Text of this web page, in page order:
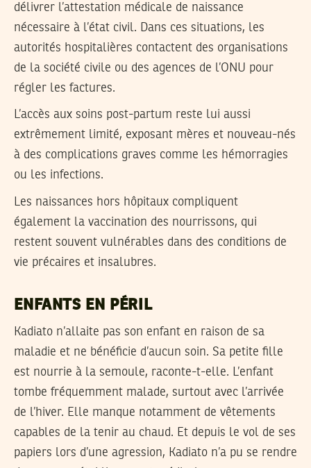
délivrer l’attestation médicale de naissance
nécessaire à l’état civil. Dans ces situations, les
autorités hospitalières contactent des organisations
de la société civile ou des agences de l’ONU pour
régler les factures.
L’accès aux soins post-partum reste lui aussi
extrêmement limité, exposant mères et nouveau-nés
à des complications graves comme les hémorragies
ou les infections.
Les naissances hors hôpitaux compliquent
également la vaccination des nourrissons, qui
restent souvent vulnérables dans des conditions de
vie précaires et insalubres.
ENFANTS EN PÉRIL
Kadiato n’allaite pas son enfant en raison de sa
maladie et ne bénéficie d’aucun soin. Sa petite fille
est nourrie à la semoule, raconte-t-elle. L’enfant
tombe fréquemment malade, surtout avec l’arrivée
de l’hiver. Elle manque notamment de vêtements
capables de la tenir au chaud. Et depuis le vol de ses
papiers lors d’une agression, Kadiato n’a pu se rendre